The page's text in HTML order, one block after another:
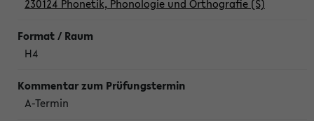
230124 Phonetik, Phonologie und Orthografie (S)
H4
A-Termin